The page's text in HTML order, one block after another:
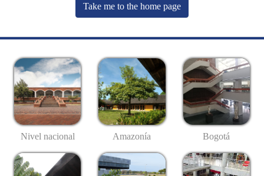
Take me to the home page
Nivel nacional Amazonía Bogotá